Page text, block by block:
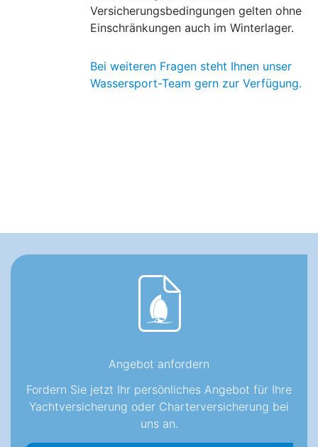
Versicherungsbedingungen gelten ohne
Einschränkungen auch im Winterlager.
Bei weiteren Fragen steht Ihnen unser
Wassersport-Team gern zur Verfügung.
Angebot anfordern
Fordern Sie jetzt Ihr persönliches Angebot für Ihre
Yachtversicherung oder Charterversicherung bei
uns an.